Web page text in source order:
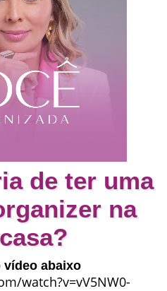
de ter uma
na
vídeo abaixo
watch?v=vV5NW0-